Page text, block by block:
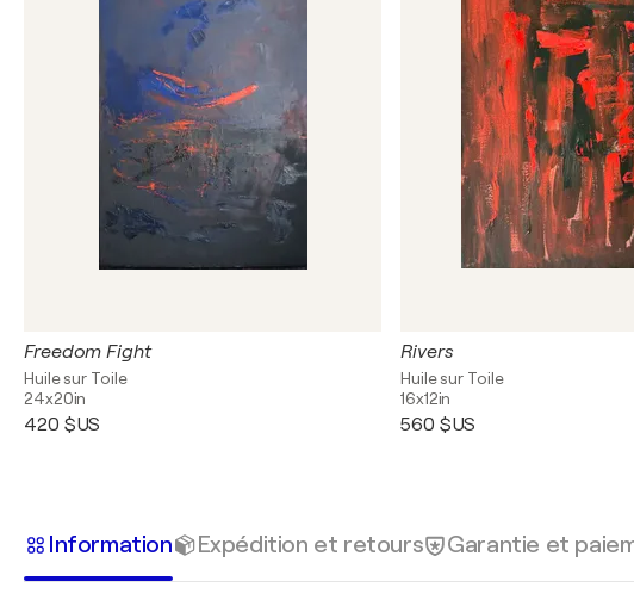
Freedom Fight
Huile sur Toile
24x20in
420 $US
Rivers
Huile sur Toile
16x12in
560 $US
Information Expédition et retours Garantie et